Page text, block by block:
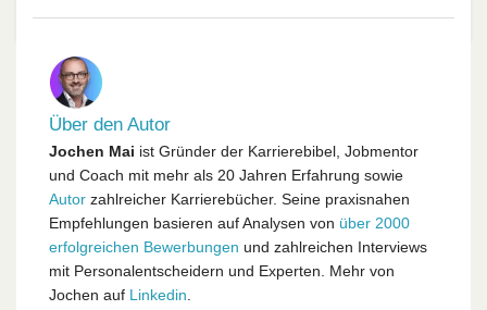
Über den Autor
Jochen Mai ist Gründer der Karrierebibel, Jobmentor
und Coach mit mehr als 20 Jahren Erfahrung sowie
Autor zahlreicher Karrierebücher. Seine praxisnahen
Empfehlungen basieren auf Analysen von über 2000
erfolgreichen Bewerbungen und zahlreichen Interviews
mit Personalentscheidern und Experten. Mehr von
Jochen auf Linkedin.